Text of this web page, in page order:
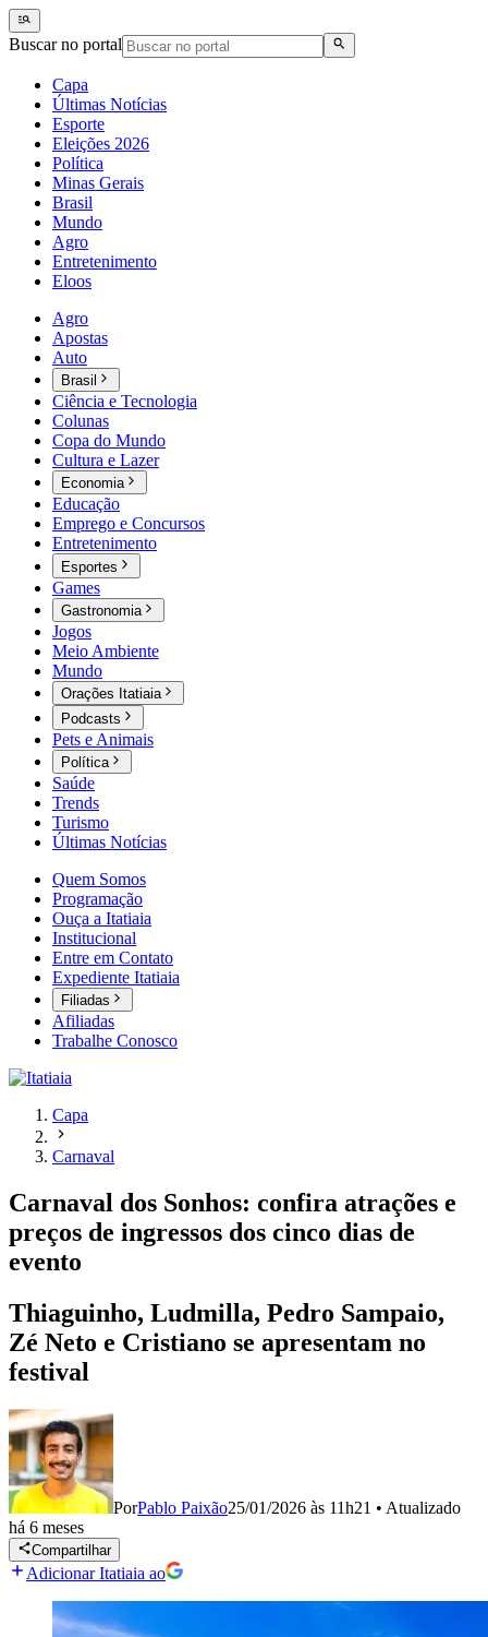
Buscar no portal
Capa
Últimas Notícias
Esporte
Eleições 2026
Política
Minas Gerais
Brasil
Mundo
Agro
Entretenimento
Eloos
Agro
Apostas
Auto
Brasil
Ciência e Tecnologia
Colunas
Copa do Mundo
Cultura e Lazer
Economia
Educação
Emprego e Concursos
Entretenimento
Esportes
Games
Gastronomia
Jogos
Meio Ambiente
Mundo
Orações Itatiaia
Podcasts
Pets e Animais
Política
Saúde
Trends
Turismo
Últimas Notícias
Quem Somos
Programação
Ouça a Itatiaia
Institucional
Entre em Contato
Expediente Itatiaia
Filiadas
Afiliadas
Trabalhe Conosco
Capa
Carnaval
Carnaval dos Sonhos: confira atrações e
preços de ingressos dos cinco dias de
evento
Thiaguinho, Ludmilla, Pedro Sampaio,
Zé Neto e Cristiano se apresentam no
festival
PorPablo Paixão25/01/2026 às 11h21 • Atualizado
há 6 meses
Compartilhar
Adicionar Itatiaia ao